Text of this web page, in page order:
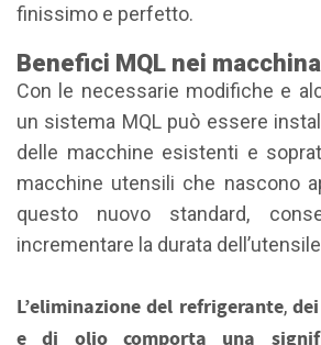
finissimo e perfetto.
Benefici MQL nei
Con le necessarie modifiche e
un sistema MQL può essere
delle macchine esistenti e
macchine utensili che nascono
questo nuovo standard,
incrementare la durata
L’eliminazione del refrigerante,dei
e di olio comporta una